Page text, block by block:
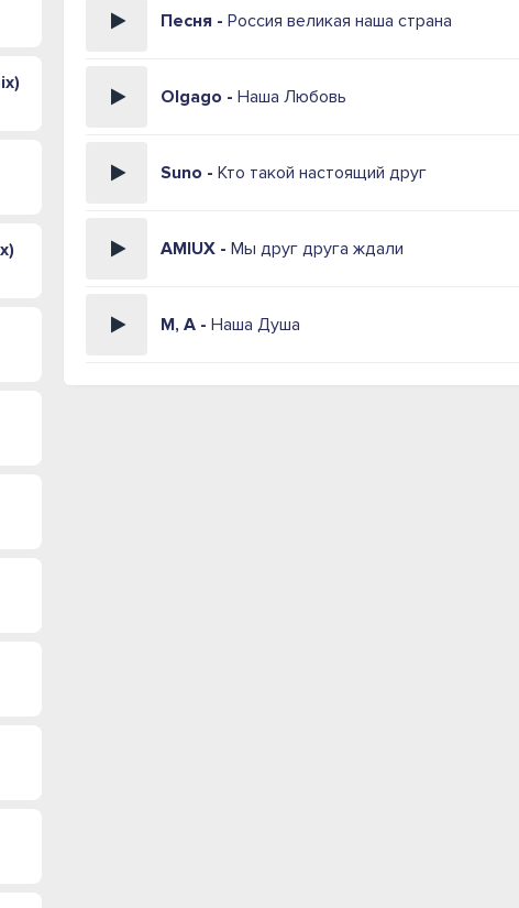
Песня - Россия великая наша страна
Olgago - Наша Любовь
Suno - Кто такой настоящий друг
AMIUX - Мы друг друга ждали
M, A - Наша Душа